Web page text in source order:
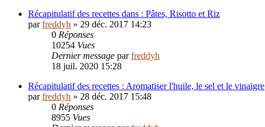
Récapitulatif des recettes dans : Pâtes, Risotto et Riz
parfreddyh » 29 déc. 2017 14:23
0 Réponses
10254 Vues
Dernier message parfreddyh
18 juil. 2020 15:28
Récapitulatif des recettes : Aromatiser l'huile, le sel et le vinaigre
parfreddyh » 28 déc. 2017 15:48
0 Réponses
8955 Vues